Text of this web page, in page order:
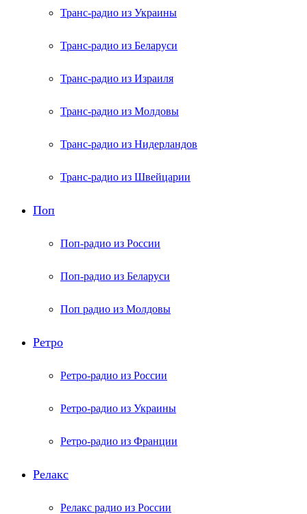
Транс-радио из Украины
Транс-радио из Беларуси
Транс-радио из Израиля
Транс-радио из Молдовы
Транс-радио из Нидерландов
Транс-радио из Швейцарии
Поп
Поп-радио из России
Поп-радио из Беларуси
Поп радио из Молдовы
Ретро
Ретро-радио из России
Ретро-радио из Украины
Ретро-радио из Франции
Релакс
Релакс радио из России